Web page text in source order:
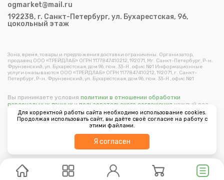
Фильтр
Зона, время, товары и предложения доставки ограничены. Организатор,
продавец ООО «ТРЕЙДЛАБ» ОГРН 1177847410212, 192071, Мг. Санкт-Петербург, Р-н.
Фрунзенский, ул. Бухарестская, дом 96, пом. 33-Н , офис №1 Информационные
услуги оказываются ООО «ТРЕЙДЛАБ» ОГРН 1177847410212, 192071, г. Санкт-
Петербург, Р-н. Фрунзенский, ул. Бухарестская, дом 96, пом. 33-Н , офис №1
ogmarket@mail.ru
192238, г. Санкт-Петербург, ул. Бухарестская, 96,
цокольный этаж
Вы принимаете условия политики в отношении обработки
персональных данных и пользовательского соглашения каждый раз,
когда оставляете свои данные в любой форме обратной связи на
сайте ogorodmarket.com.
Copyright © 2026 ООО "Трейдлаб"
Для корректной работы сайта необходимо использование cookies.
Продолжая использовать сайт, вы даёте своё согласие на работу с
этими файлами.
Я согласен